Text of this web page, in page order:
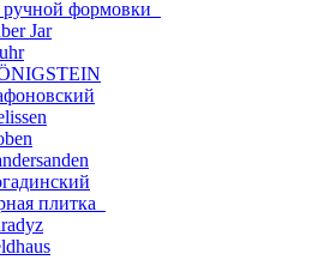
формовки
Jar
плитка